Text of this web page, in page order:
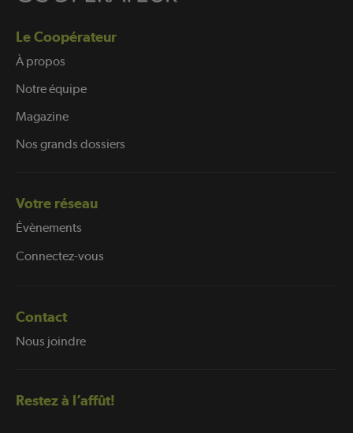
Le Coopérateur
À propos
Notre équipe
Magazine
Nos grands dossiers
Votre réseau
Évènements
Connectez-vous
Contact
Nous joindre
Restez à l’affût!